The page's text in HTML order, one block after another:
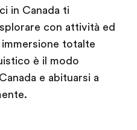
in Canada ti
con attività ed
totalte
è il modo
e abituarsi a